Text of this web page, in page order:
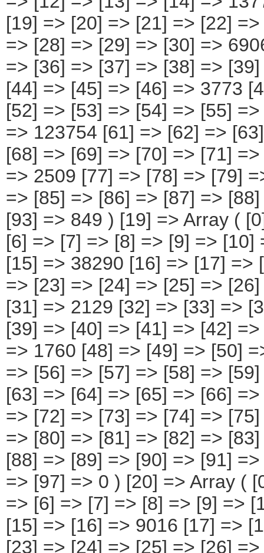
=> [6] => [7] => [8] => [9] =>
[15] => [16] => 9016 [17] =>
[23] => [24] => [25] => [26]